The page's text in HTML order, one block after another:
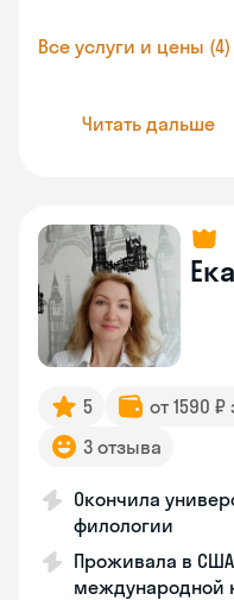
Все услуги и цены (4)
Читать дальше
5 от 1590
3 отзыва
Окончила
филологии
Проживала в
международной